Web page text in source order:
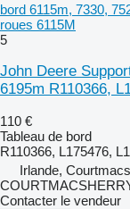
bord 6115m, 7330,
roues 6115M
5
John Deere
6195m R110366,
110 €
Tableau de bord
R110366, L175476,
Irlande,
Contacter le vendeur